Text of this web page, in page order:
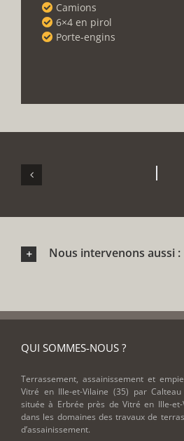
Camions
6×4 en pirol
Porte-engins
Nous intervenons aussi :
QUI SOMMES-NOUS ?
Terrassement, assainissement et
Vitré en Ille-et-Vilaine (35) par
située à Erbrée près de Vitré en Ille-et-
dans les domaines des travaux de
d’assainissement.